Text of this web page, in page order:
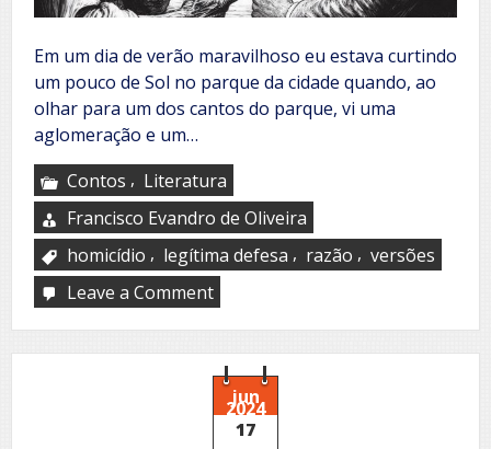
Em um dia de verão maravilhoso eu estava curtindo
um pouco de Sol no parque da cidade quando, ao
olhar para um dos cantos do parque, vi uma
aglomeração e um…
Contos , Literatura
Francisco Evandro de Oliveira
homicídio , legítima defesa , razão , versões
Leave a Commenton
diferentes:
Quem
estará
com
a
razão?
jun
2024
17